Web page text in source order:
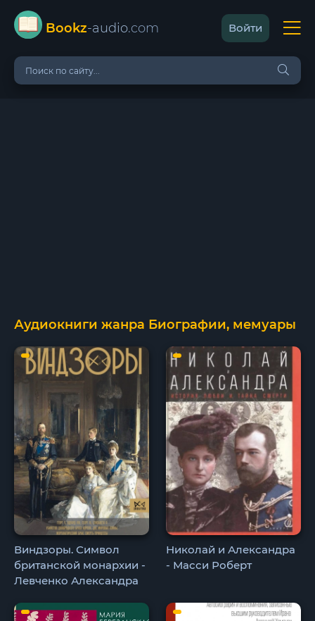
Bookz-audio.com Войти
Аудиокниги жанра Биографии, мемуары
Виндзоры. Символ
британской монархии -
Левченко Александра
Николай и Александра
- Масси Роберт